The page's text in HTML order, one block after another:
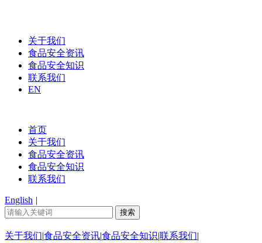
关于我们
食品安全资讯
食品安全知识
联系我们
EN
首页
关于我们
食品安全资讯
食品安全知识
联系我们
English |
关于我们|食品安全资讯|食品安全知识|联系我们|